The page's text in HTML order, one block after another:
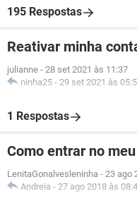
195 Respostas
Reativar minha
julianne - 28 set 2021 às 11:37
ninha25 - 29 set 2021 às
1 Respostas
Como entrar no
LenitaGonalvesleninha - 23 ago
Andreia - 27 ago 2018 às